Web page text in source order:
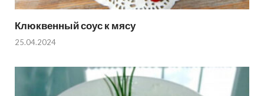
Клюквенный соус к мясу
25.04.2024